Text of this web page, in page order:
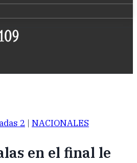
2 | NACIONALES
en el final le